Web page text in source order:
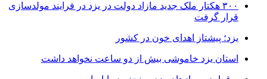
۳۰۰ هکتار ملک جدید مازاد دولت در یزد در فرایند مولدسازی
قرار گرفت
یزد؛ پیشتاز اهدای خون در کشور
استان یزد خاموشی بیش از دو ساعت نخواهد داشت